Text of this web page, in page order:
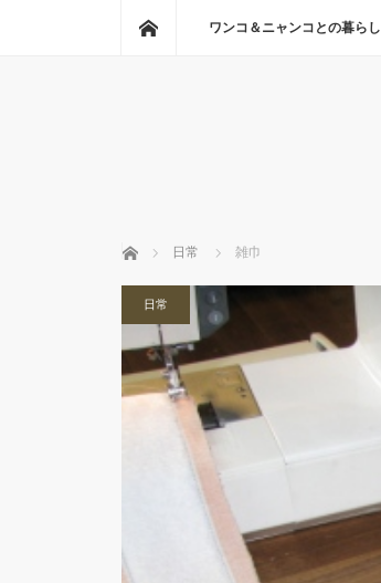
ホームワンコ＆ニャンコとの暮らし
ホーム 日常 雑巾
日常